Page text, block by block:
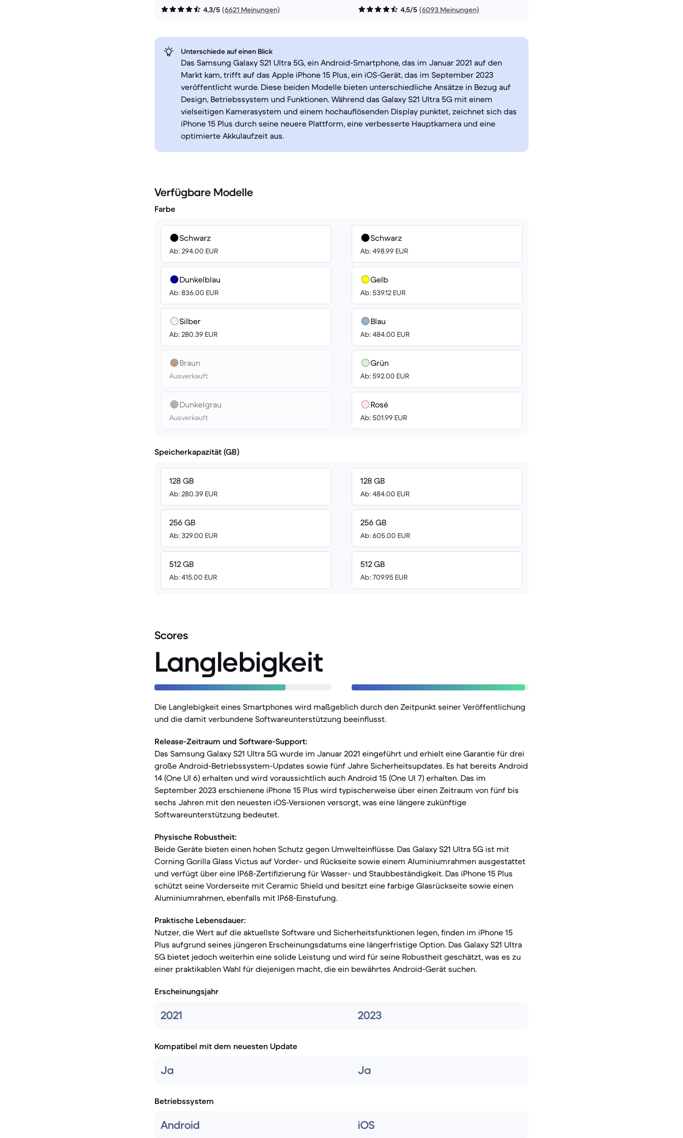
4,3/5 (6621 Meinungen) 4,5/5 (6093 Meinungen)
Unterschiede auf einen Blick
Das Samsung Galaxy S21 Ultra 5G, ein Android-Smartphone, das im Januar 2021 auf den
Markt kam, trifft auf das Apple iPhone 15 Plus, ein iOS-Gerät, das im September 2023
veröffentlicht wurde. Diese beiden Modelle bieten unterschiedliche Ansätze in Bezug auf
Design, Betriebssystem und Funktionen. Während das Galaxy S21 Ultra 5G mit einem
vielseitigen Kamerasystem und einem hochauflösenden Display punktet, zeichnet sich das
iPhone 15 Plus durch seine neuere Plattform, eine verbesserte Hauptkamera und eine
optimierte Akkulaufzeit aus.
Verfügbare Modelle
Farbe
Schwarz
Ab: 294.00 EUR
Dunkelblau
Ab: 836.00 EUR
Silber
Ab: 280.39 EUR
Braun
Ausverkauft
Dunkelgrau
Ausverkauft
Schwarz
Ab: 498.99 EUR
Gelb
Ab: 539.12 EUR
Blau
Ab: 484.00 EUR
Grün
Ab: 592.00 EUR
Rosé
Ab: 501.99 EUR
Speicherkapazität (GB)
128 GB
Ab: 280.39 EUR
256 GB
Ab: 329.00 EUR
512 GB
Ab: 415.00 EUR
128 GB
Ab: 484.00 EUR
256 GB
Ab: 605.00 EUR
512 GB
Ab: 709.95 EUR
Scores
Langlebigkeit
Die Langlebigkeit eines Smartphones wird maßgeblich durch den Zeitpunkt seiner Veröffentlichung
und die damit verbundene Softwareunterstützung beeinflusst.
Release-Zeitraum und Software-Support:
Das Samsung Galaxy S21 Ultra 5G wurde im Januar 2021 eingeführt und erhielt eine Garantie für drei
große Android-Betriebssystem-Updates sowie fünf Jahre Sicherheitsupdates. Es hat bereits Android
14 (One UI 6) erhalten und wird voraussichtlich auch Android 15 (One UI 7) erhalten. Das im
September 2023 erschienene iPhone 15 Plus wird typischerweise über einen Zeitraum von fünf bis
sechs Jahren mit den neuesten iOS-Versionen versorgt, was eine längere zukünftige
Softwareunterstützung bedeutet.
Physische Robustheit:
Beide Geräte bieten einen hohen Schutz gegen Umwelteinflüsse. Das Galaxy S21 Ultra 5G ist mit
Corning Gorilla Glass Victus auf Vorder- und Rückseite sowie einem Aluminiumrahmen ausgestattet
und verfügt über eine IP68-Zertifizierung für Wasser- und Staubbeständigkeit. Das iPhone 15 Plus
schützt seine Vorderseite mit Ceramic Shield und besitzt eine farbige Glasrückseite sowie einen
Aluminiumrahmen, ebenfalls mit IP68-Einstufung.
Praktische Lebensdauer:
Nutzer, die Wert auf die aktuellste Software und Sicherheitsfunktionen legen, finden im iPhone 15
Plus aufgrund seines jüngeren Erscheinungsdatums eine längerfristige Option. Das Galaxy S21 Ultra
5G bietet jedoch weiterhin eine solide Leistung und wird für seine Robustheit geschätzt, was es zu
einer praktikablen Wahl für diejenigen macht, die ein bewährtes Android-Gerät suchen.
Erscheinungsjahr
2021 2023
Kompatibel mit dem neuesten Update
Ja Ja
Betriebssystem
Android iOS